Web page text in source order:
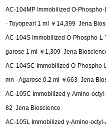
AC-104MP Immobilized O-
- Toyopearl 1 ml ￥14,399 Jena
AC-104S Immobilized O-Phospho-
garose 1 ml ￥1,309 Jena
AC-104SC Immobilized O-
mn - Agarose 0.2 ml ￥663 Jena
AC-105C Immobilized γ-Amino-
82 Jena Bioscience
AC-105L Immobilized γ-Amino-